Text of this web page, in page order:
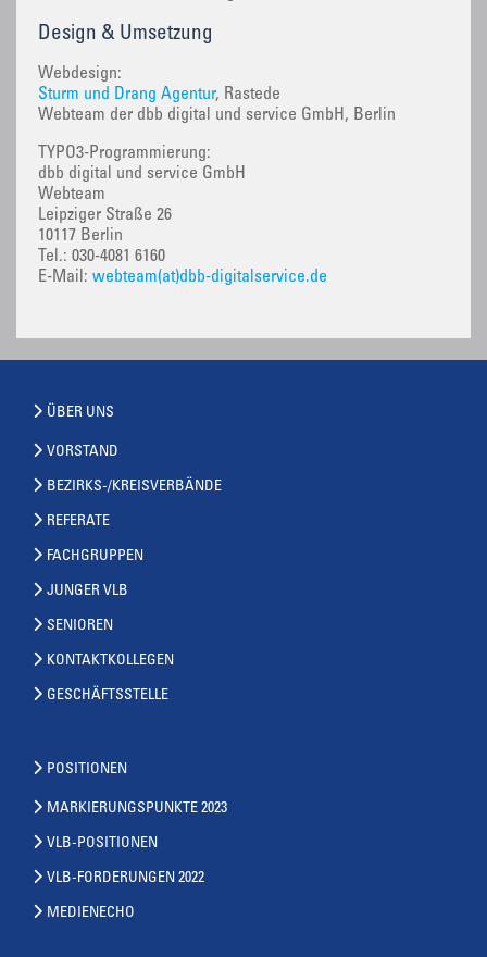
Design & Umsetzung
Webdesign:
Sturm und Drang Agentur, Rastede
Webteam der dbb digital und service GmbH, Berlin
TYPO3-Programmierung:
dbb digital und service GmbH
Webteam
Leipziger Straße 26
10117 Berlin
Tel.: 030-4081 6160
E-Mail: webteam(at)dbb-digitalservice.de
ÜBER UNS
VORSTAND
BEZIRKS-/KREISVERBÄNDE
REFERATE
FACHGRUPPEN
JUNGER VLB
SENIOREN
KONTAKTKOLLEGEN
GESCHÄFTSSTELLE
POSITIONEN
MARKIERUNGSPUNKTE 2023
VLB-POSITIONEN
VLB-FORDERUNGEN 2022
MEDIENECHO